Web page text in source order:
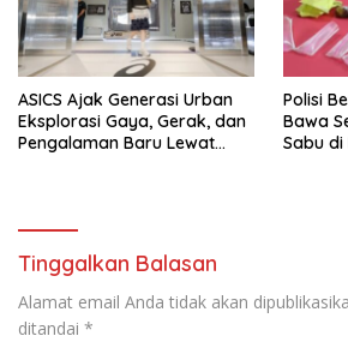
ASICS Ajak Generasi Urban
Eksplorasi Gaya, Gerak, dan
Pengalaman Baru Lewat
Polisi
Bawa
Sabu
Tinggalkan Balasan
Alamat email Anda tidak akan
ditandai *